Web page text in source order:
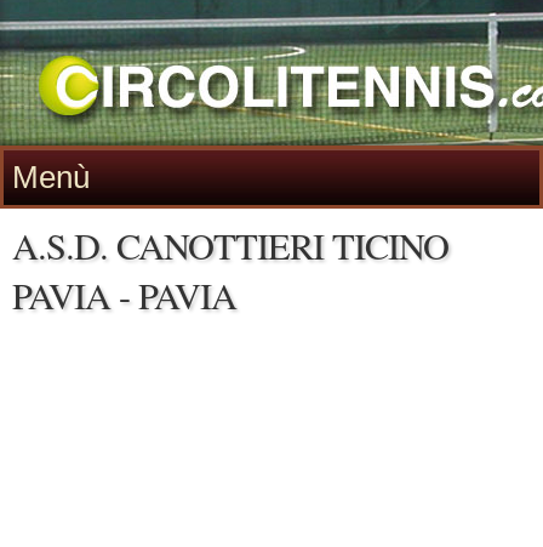
Menù
A.S.D. CANOTTIERI TICINO
PAVIA - PAVIA